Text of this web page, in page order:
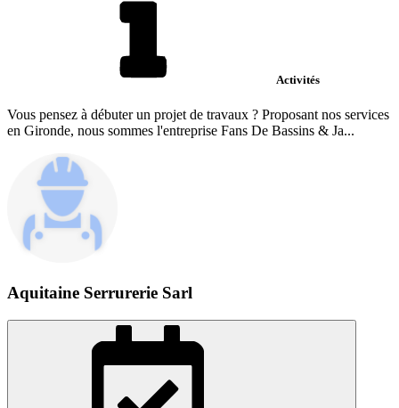
Activités
Vous pensez à débuter un projet de travaux ? Proposant nos services
en Gironde, nous sommes l'entreprise Fans De Bassins & Ja...
Aquitaine Serrurerie Sarl